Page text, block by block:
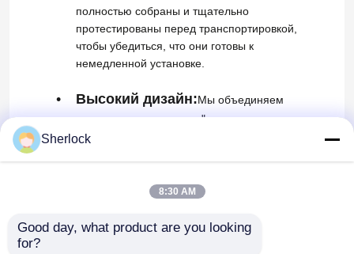
полностью собраны и тщательно
протестированы перед транспортировкой,
чтобы убедиться, что они готовы к
немедленной установке.
Высокий дизайн:Мы объединяем
техническую точность с "гуманистическим
дизайном", чтобы обеспечить простоту
обслуживание: Если возникнут какие-
Sherlock
8:30 AM
Good day, what product are you looking
for?